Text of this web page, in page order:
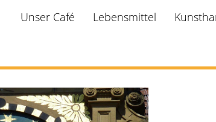
Unser Café Lebensmittel